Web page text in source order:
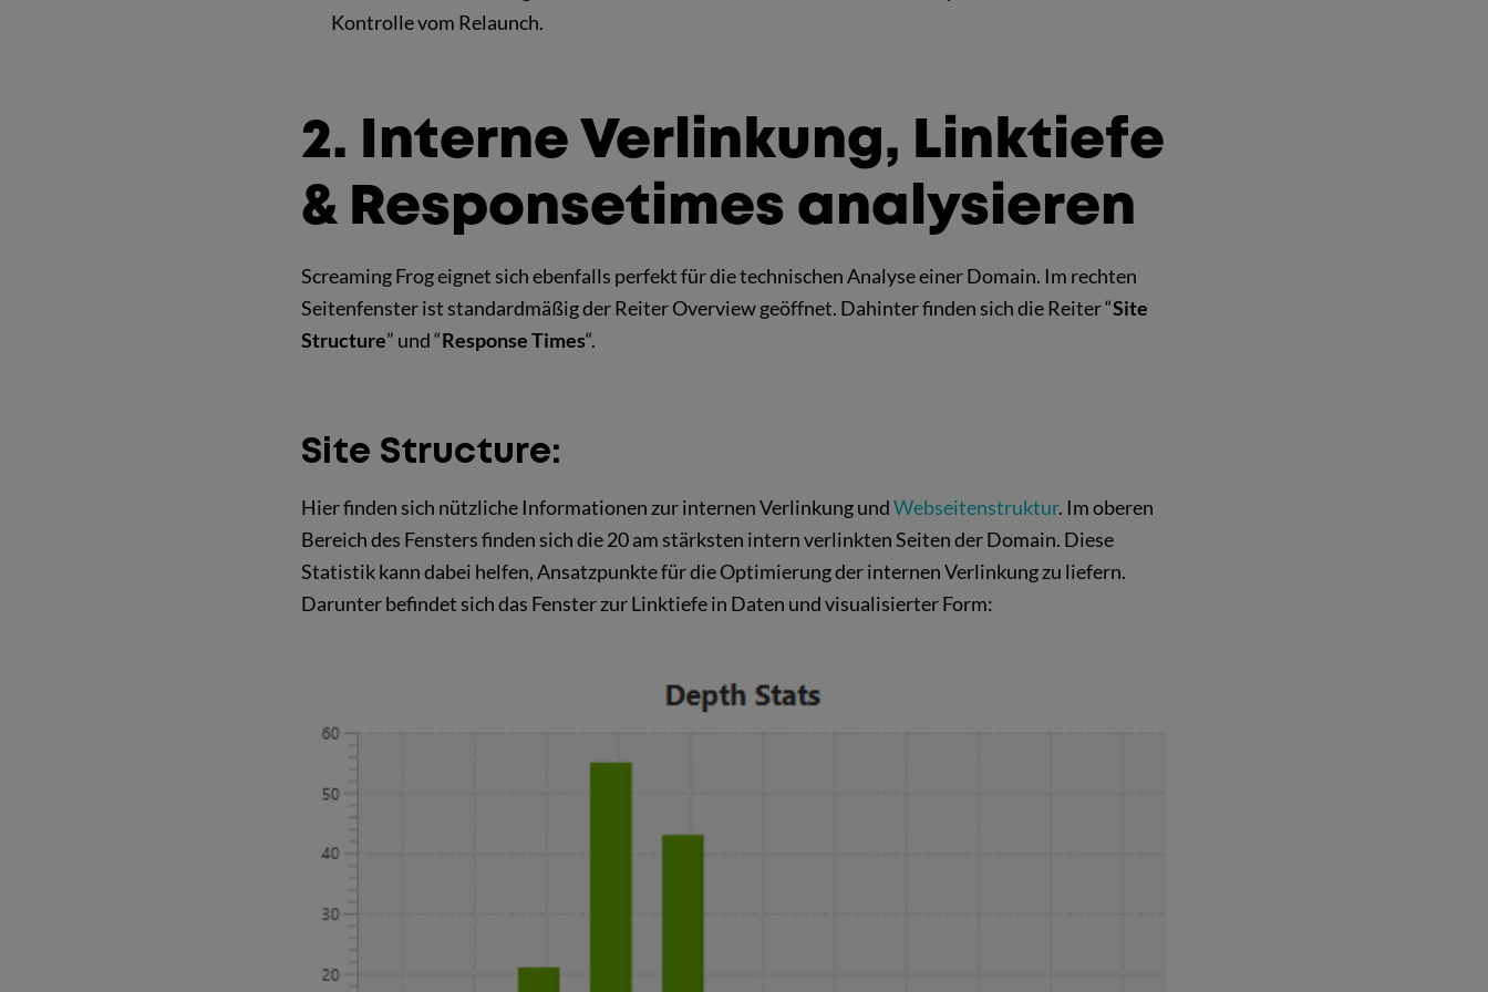
Kontrolle vom Relaunch.
2. Interne Verlinkung, Linktiefe
& Responsetimes analysieren
Screaming Frog eignet sich ebenfalls perfekt für die technischen Analyse einer Domain. Im rechten
Seitenfenster ist standardmäßig der Reiter Overview geöffnet. Dahinter finden sich die Reiter “Site
Structure” und “Response Times“.
Site Structure:
Hier finden sich nützliche Informationen zur internen Verlinkung undWebseitenstruktur. Im oberen
Bereich des Fensters finden sich die 20 am stärksten intern verlinkten Seiten der Domain. Diese
Statistik kann dabei helfen, Ansatzpunkte für die Optimierung der internen Verlinkung zu liefern.
Darunter befindet sich das Fenster zur Linktiefe in Daten und visualisierter Form: